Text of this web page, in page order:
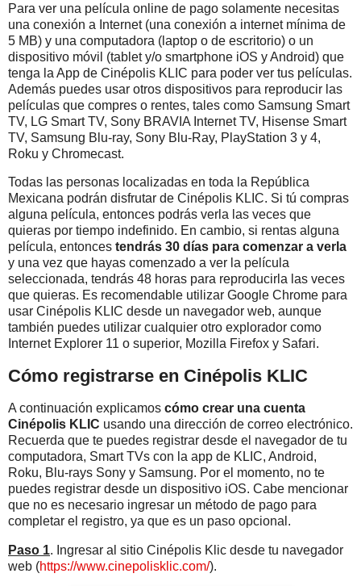
Para ver una película online de pago solamente necesitas
una conexión a Internet (una conexión a internet mínima de
5 MB) y una computadora (laptop o de escritorio) o un
dispositivo móvil (tablet y/o smartphone iOS y Android) que
tenga la App de Cinépolis KLIC para poder ver tus películas.
Además puedes usar otros dispositivos para reproducir las
películas que compres o rentes, tales como Samsung Smart
TV, LG Smart TV, Sony BRAVIA Internet TV, Hisense Smart
TV, Samsung Blu-ray, Sony Blu-Ray, PlayStation 3 y 4,
Roku y Chromecast.
Todas las personas localizadas en toda la República
Mexicana podrán disfrutar de Cinépolis KLIC. Si tú compras
alguna película, entonces podrás verla las veces que
quieras por tiempo indefinido. En cambio, si rentas alguna
película, entonces tendrás 30 días para comenzar a verla
y una vez que hayas comenzado a ver la película
seleccionada, tendrás 48 horas para reproducirla las veces
que quieras. Es recomendable utilizar Google Chrome para
usar Cinépolis KLIC desde un navegador web, aunque
también puedes utilizar cualquier otro explorador como
Internet Explorer 11 o superior, Mozilla Firefox y Safari.
Cómo registrarse en Cinépolis KLIC
A continuación explicamos cómo crear una cuenta
Cinépolis KLIC usando una dirección de correo electrónico.
Recuerda que te puedes registrar desde el navegador de tu
computadora, Smart TVs con la app de KLIC, Android,
Roku, Blu-rays Sony y Samsung. Por el momento, no te
puedes registrar desde un dispositivo iOS. Cabe mencionar
que no es necesario ingresar un método de pago para
completar el registro, ya que es un paso opcional.
Paso 1. Ingresar al sitio Cinépolis Klic desde tu navegador
web (https://www.cinepolisklic.com/).